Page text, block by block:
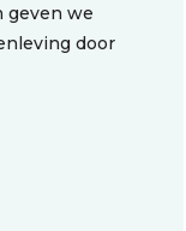
geven we
door